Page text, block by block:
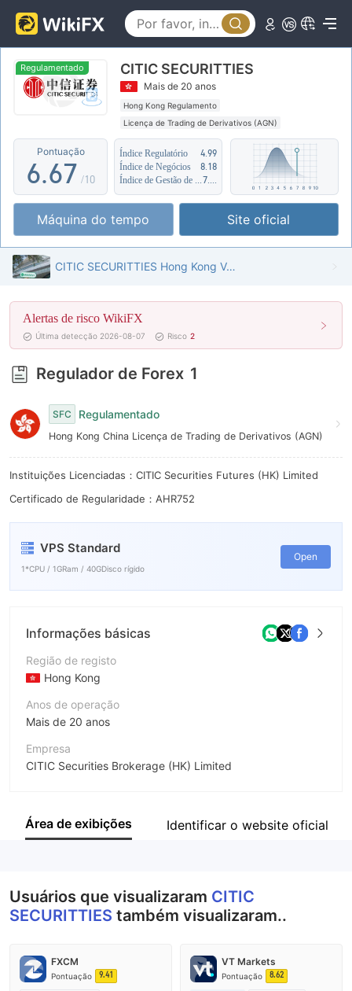
Regulamentado CITIC SECURITTIES
Mais de 20 anos
Hong Kong Regulamento
Licença de Trading de Derivativos (AGN)
Região de negócios suspeita
Risco potencial alto
Pontuação
1
2
3
5
6
7
8
9
.
1
2
3
5
6
7
8
9
2
3
4
6
7
8
9
/10
Índice Regulatório
4.99
Índice de Negócios
8.18
Máquina do tempo Site oficial
CITIC SECURITTIES Hong Kong Verificado: Escritório Operacional Confirmado
Alertas de risco WikiFX
Última detecção 2026-08-07 Risco 2
Regulador de Forex 1
SFC Regulamentado
Hong Kong China Licença de Trading de Derivativos (AGN)
Instituições Licenciadas：CITIC Securities Futures (HK) Limited
Certificado de Regularidade：AHR752
VPS Standard
1*CPU / 1GRam / 40GDisco rígido
Open
Informações básicas
Região de registo
Hong Kong
Anos de operação
Mais de 20 anos
Empresa
CITIC Securities Brokerage (HK) Limited
Funcionário da empresa
Área de exibições Identificar o website oficial
Usuários que visualizaram CITIC
SECURITTIES também visualizaram..
FXCM
Pontuação 9.41
VT Markets
Pontuação 8.62